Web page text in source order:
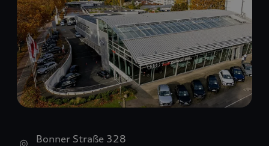
Bonner Straße 328